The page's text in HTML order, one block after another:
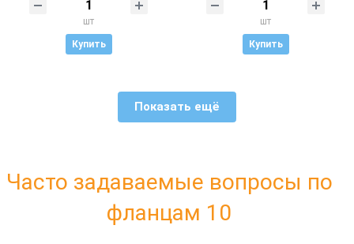
шт
Купить
шт
Купить
Показать ещё
Часто задаваемые вопросы по
фланцам 10